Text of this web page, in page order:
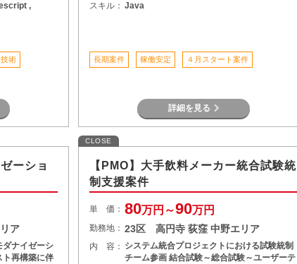
,
術
スキル： Java
長期案件 稼働安定 ４月スタート案件
詳細を見る
ーショ
ア
ダナイゼーシ
ト再構築に伴
CLOSE
【PMO】大手飲料メーカー統合試験統
制支援案件
単 価： 80万円～90万円
勤務地： 23区 高円寺 荻窪 中野エリア
内 容： システム統合プロジェクトにおける試験統制
チーム参画 結合試験～総合試験～ユーザーテ